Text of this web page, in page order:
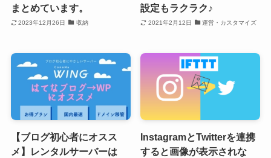
まとめています。
2023年12月26日 収納
設定もラクラク♪
2021年2月12日 運営・カスタマイズ
【ブログ初心者にオスス
メ】レンタルサーバーは
InstagramとTwitterを連携
すると画像が表示されな